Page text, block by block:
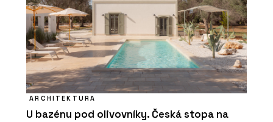
ARCHITEKTURA
U bazénu pod olivovníky. Česká stopa na